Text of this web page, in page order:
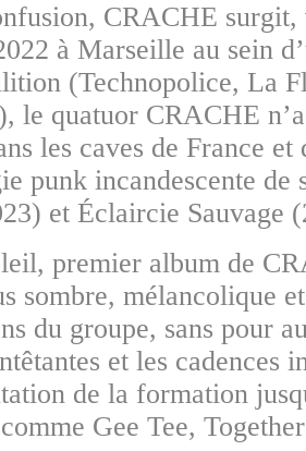
CRACHE surgit,
à Marseille au sein
(Technopolice, La
le quatuor CRACHE
les caves de France et
punk incandescente de
et Éclaircie Sauvage
premier album de
sombre, mélancolique
du groupe, sans pour
et les cadences
de la formation
Gee Tee,